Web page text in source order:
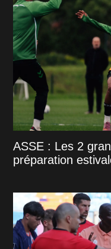
ASSE : Les 2
préparation